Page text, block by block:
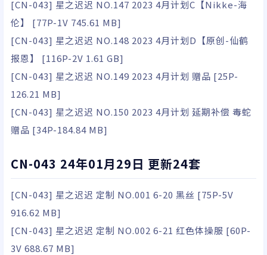
[CN-043] 星之迟迟 NO.147 2023 4月计划C【Nikke-海
伦】 [77P-1V 745.61 MB]
[CN-043] 星之迟迟 NO.148 2023 4月计划D【原创-仙鹤
报恩】 [116P-2V 1.61 GB]
[CN-043] 星之迟迟 NO.149 2023 4月计划 赠品 [25P-
126.21 MB]
[CN-043] 星之迟迟 NO.150 2023 4月计划 延期补偿 毒蛇
赠品 [34P-184.84 MB]
CN-043 24年01月29日 更新24套
[CN-043] 星之迟迟 定制 NO.001 6-20 黑丝 [75P-5V
916.62 MB]
[CN-043] 星之迟迟 定制 NO.002 6-21 红色体操服 [60P-
3V 688.67 MB]